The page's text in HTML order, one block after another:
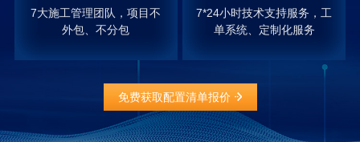
7大施工管理团队，项目不
外包、不分包
7*24小时技术支持服务，工
单系统、定制化服务
免费获取配置清单报价